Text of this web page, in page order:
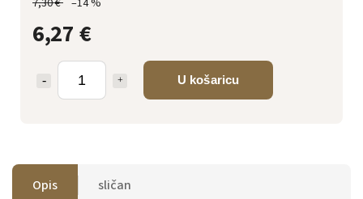
6,27 €
U košaricu
Opis sličan